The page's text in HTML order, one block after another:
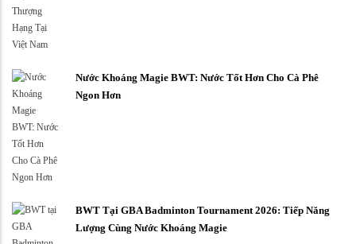
Nước Khoáng Magie BWT: Nước Tốt Hơn Cho Cà Phê
Ngon Hơn
BWT Tại GBA Badminton Tournament 2026: Tiếp Năng
Lượng Cùng Nước Khoáng Magie